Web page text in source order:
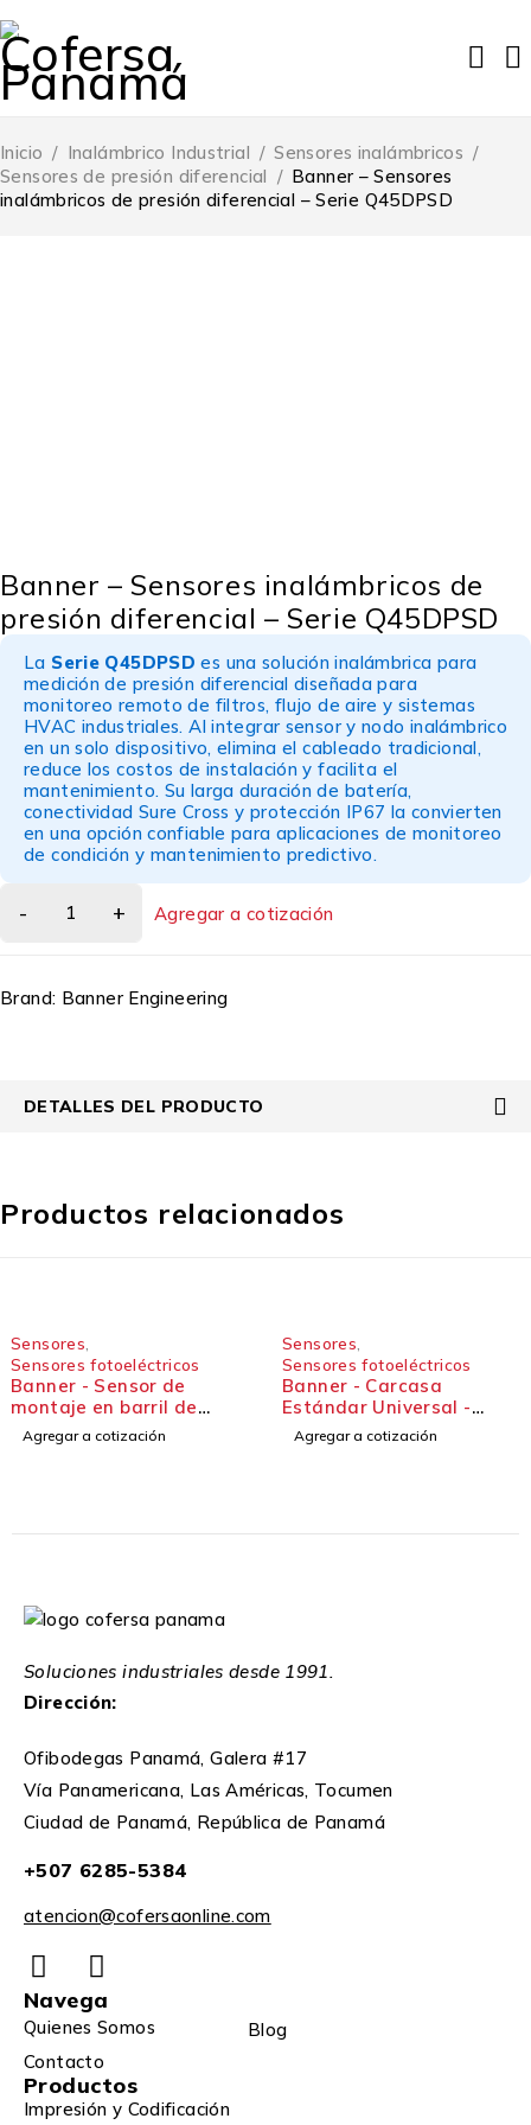
Inicio / Inalámbrico Industrial / Sensores inalámbricos /
Sensores de presión diferencial / Banner – Sensores
inalámbricos de presión diferencial – Serie Q45DPSD
Banner – Sensores inalámbricos de
presión diferencial – Serie Q45DPSD
La Serie Q45DPSD es una solución inalámbrica para
medición de presión diferencial diseñada para
monitoreo remoto de filtros, flujo de aire y sistemas
HVAC industriales. Al integrar sensor y nodo inalámbrico
en un solo dispositivo, elimina el cableado tradicional,
reduce los costos de instalación y facilita el
mantenimiento. Su larga duración de batería,
conectividad Sure Cross y protección IP67 la convierten
en una opción confiable para aplicaciones de monitoreo
de condición y mantenimiento predictivo.
Agregar a cotización
Brand: Banner Engineering
DETALLES DEL PRODUCTO
Productos relacionados
Sensores
Sensores fotoeléctricos
Banner - Sensor de
montaje en barril de
metal de 18 mm - Serie
M18-3
Agregar a cotización
Sensores
Sensores fotoeléctricos
Banner - Carcasa
Estándar Universal -
Serie Q20
Agregar a cotización
Soluciones industriales desde 1991.
Dirección:
Ofibodegas Panamá, Galera #17
Vía Panamericana, Las Américas, Tocumen
Ciudad de Panamá, República de Panamá
+507 6285-5384
atencion@cofersaonline.com
Navega
Quienes Somos
Blog
Contacto
Productos
Impresión y Codificación